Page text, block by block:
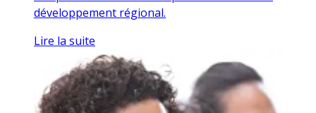
développement régional.
Lire la suite